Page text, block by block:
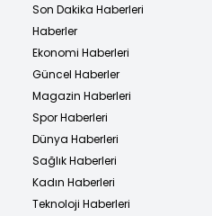
Son Dakika Haberleri
Haberler
Ekonomi Haberleri
Güncel Haberler
Magazin Haberleri
Spor Haberleri
Dünya Haberleri
Sağlık Haberleri
Kadın Haberleri
Teknoloji Haberleri